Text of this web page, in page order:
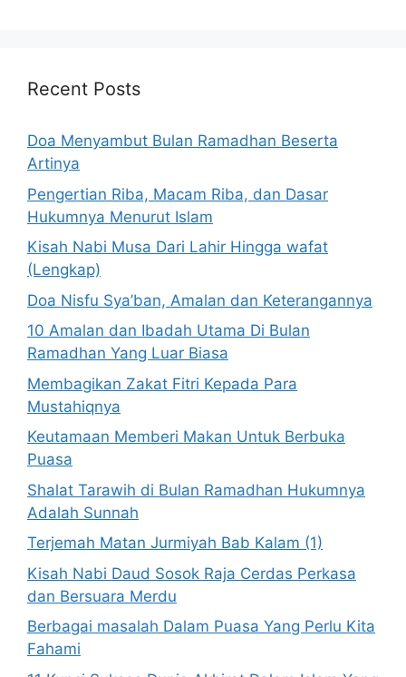
Recent Posts
Doa Menyambut Bulan Ramadhan Beserta
Artinya
Pengertian Riba, Macam Riba, dan Dasar
Hukumnya Menurut Islam
Kisah Nabi Musa Dari Lahir Hingga wafat
(Lengkap)
Doa Nisfu Sya’ban, Amalan dan Keterangannya
10 Amalan dan Ibadah Utama Di Bulan
Ramadhan Yang Luar Biasa
Membagikan Zakat Fitri Kepada Para
Mustahiqnya
Keutamaan Memberi Makan Untuk Berbuka
Puasa
Shalat Tarawih di Bulan Ramadhan Hukumnya
Adalah Sunnah
Terjemah Matan Jurmiyah Bab Kalam (1)
Kisah Nabi Daud Sosok Raja Cerdas Perkasa
dan Bersuara Merdu
Berbagai masalah Dalam Puasa Yang Perlu Kita
Fahami